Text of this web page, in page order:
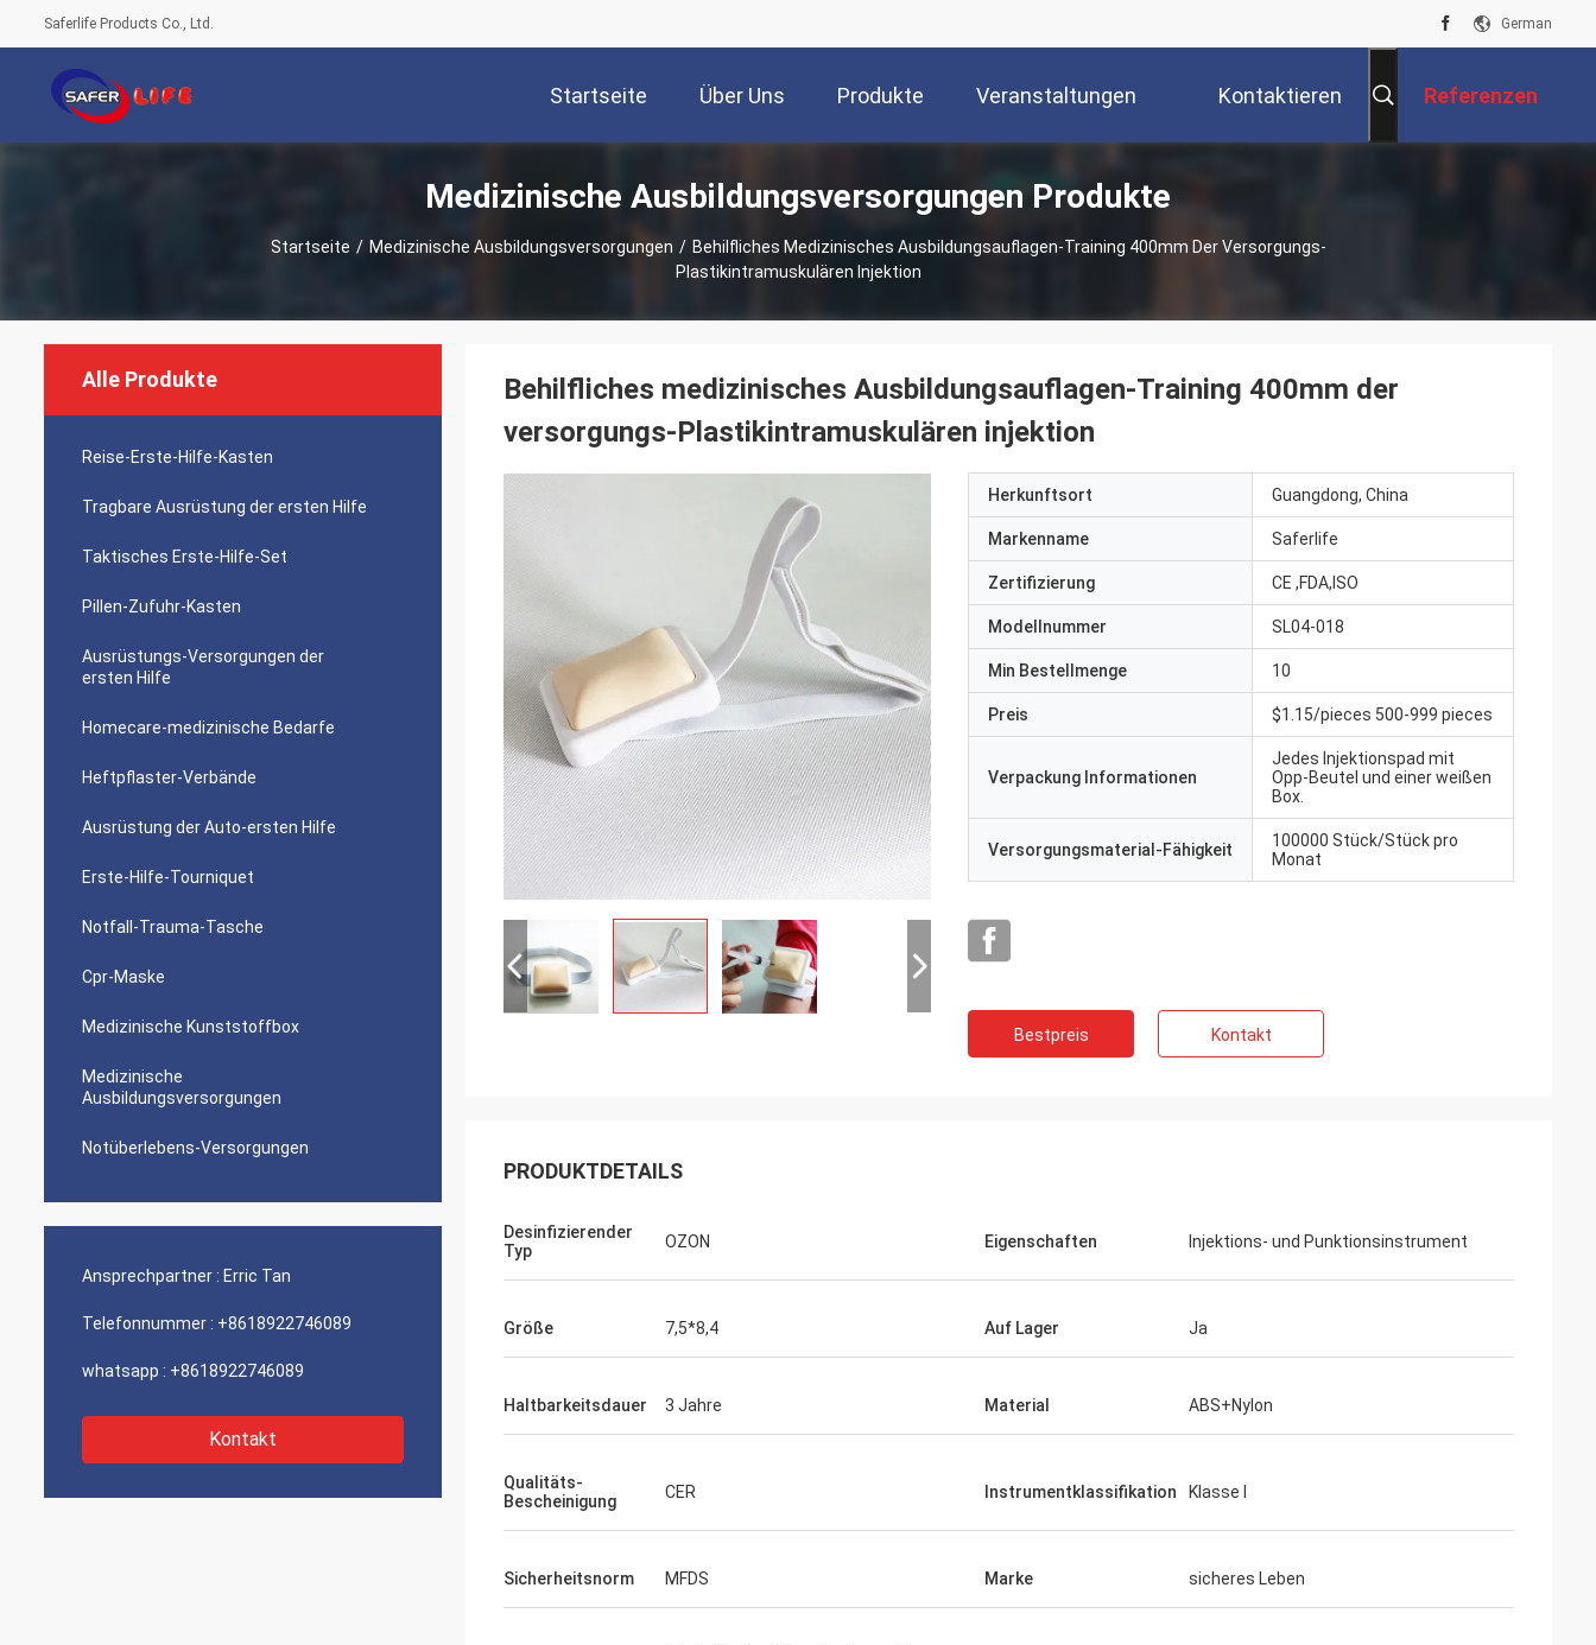
Saferlife Products Co., Ltd. German
Startseite Über Uns Produkte Veranstaltungen Kontaktieren Referenzen
Medizinische Ausbildungsversorgungen Produkte
Startseite / Medizinische Ausbildungsversorgungen / Behilfliches Medizinisches Ausbildungsauflagen-Training 400mm Der Versorgungs-
Plastikintramuskulären Injektion
Alle Produkte
Reise-Erste-Hilfe-Kasten
Tragbare Ausrüstung der ersten Hilfe
Taktisches Erste-Hilfe-Set
Pillen-Zufuhr-Kasten
Ausrüstungs-Versorgungen der
ersten Hilfe
Homecare-medizinische Bedarfe
Heftpflaster-Verbände
Ausrüstung der Auto-ersten Hilfe
Erste-Hilfe-Tourniquet
Notfall-Trauma-Tasche
Cpr-Maske
Medizinische Kunststoffbox
Medizinische
Ausbildungsversorgungen
Notüberlebens-Versorgungen
Ansprechpartner : Erric Tan
Telefonnummer : +8618922746089
whatsapp : +8618922746089
Kontakt
Behilfliches medizinisches Ausbildungsauflagen-Training 400mm der
versorgungs-Plastikintramuskulären injektion
Herkunftsort Guangdong, China
Markenname Saferlife
Zertifizierung CE ,FDA,ISO
Modellnummer SL04-018
Min Bestellmenge 10
Preis $1.15/pieces 500-999 pieces
Verpackung Informationen
Jedes Injektionspad mit
Opp-Beutel und einer weißen
Box.
Versorgungsmaterial-Fähigkeit
100000 Stück/Stück pro
Monat
Bestpreis Kontakt
PRODUKTDETAILS
Desinfizierender
Typ
OZON Eigenschaften Injektions- und Punktionsinstrument
Größe 7,5*8,4 Auf Lager Ja
Haltbarkeitsdauer 3 Jahre Material ABS+Nylon
Qualitäts-
Bescheinigung
CER Instrumentklassifikation Klasse I
Sicherheitsnorm MFDS Marke sicheres Leben